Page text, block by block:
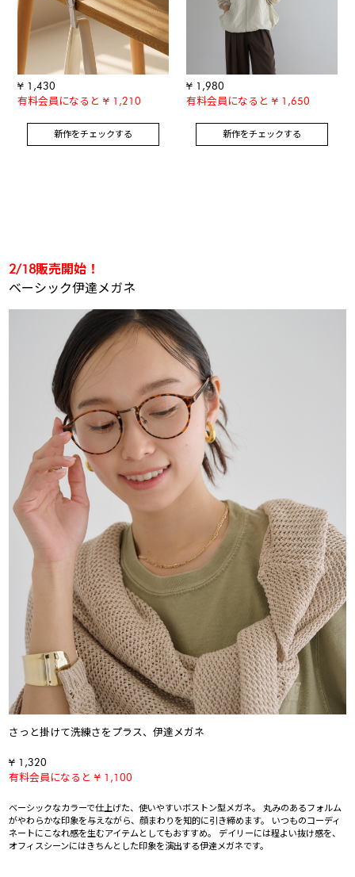
¥ 1,430
有料会員になると ¥ 1,210
新作をチェックする
¥ 1,980
有料会員になると ¥ 1,650
新作をチェックする
2/18販売開始！
ベーシック伊達メガネ
さっと掛けて洗練さをプラス、伊達メガネ
¥ 1,320
有料会員になると ¥ 1,100
ベーシックなカラーで仕上げた、使いやすいボストン型メガネ。 丸みのあるフォルム
がやわらかな印象を与えながら、顔まわりを知的に引き締めます。 いつものコーディ
ネートにこなれ感を生むアイテムとしてもおすすめ。 デイリーには程よい抜け感を、
オフィスシーンにはきちんとした印象を演出する伊達メガネです。